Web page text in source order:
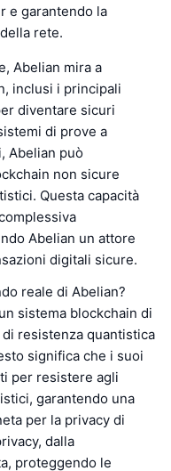
e garantendo la
rete.
Abelian mira a
inclusi i principali
diventare sicuri
di prove a
Abelian può
non sicure
Questa capacità
Abelian un attore
digitali sicure.
reale di Abelian?
sistema blockchain di
resistenza quantistica
significa che i suoi
per resistere agli
garantendo una
per la privacy di
dalla
proteggendo le